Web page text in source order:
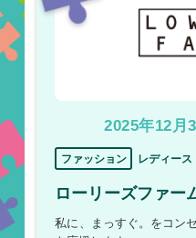
2025年12月
ファッション レディース
ローリーズファー
私に、まっすぐ。をコン